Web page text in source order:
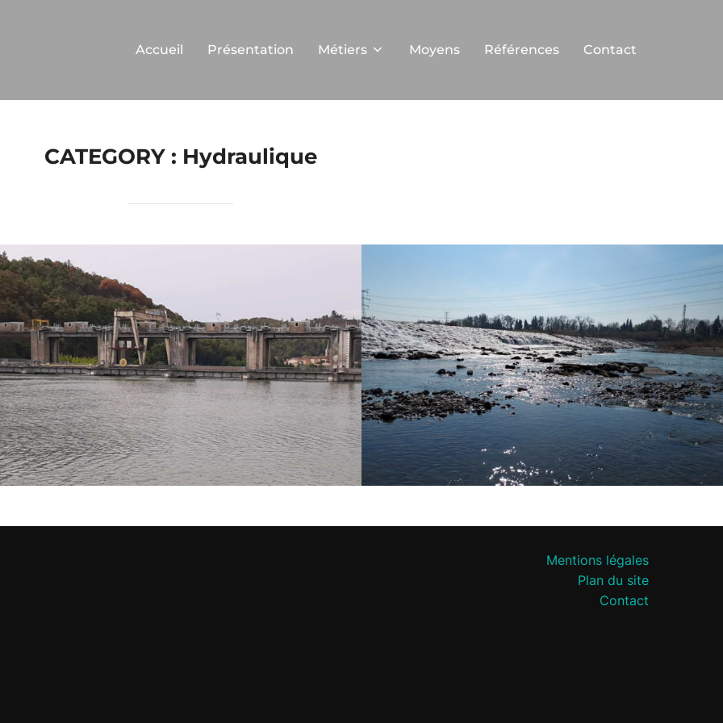
Accueil Présentation Métiers Moyens Références Contact
CATEGORY : Hydraulique
Mentions légales
Plan du site
Contact